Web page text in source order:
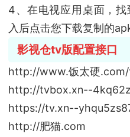
4、在电视应用桌面，
入后点击您下载复制的
影视仓tv版配置接口
http://www.饭太硬
http://tvbox.xn--
https://tv.xn--
http://肥猫.com